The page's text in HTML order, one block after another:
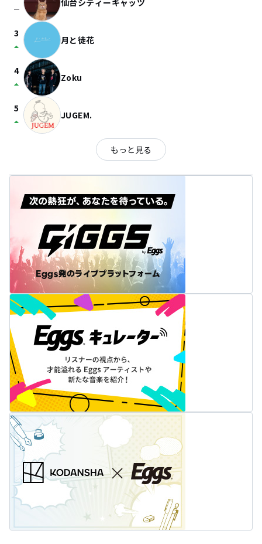
check_indeterminate_small 仙台シティーキャッツ
3
arrow_drop_up 月と徒花
4
arrow_drop_up Zoku
5
arrow_drop_up JUGEM.
もっと見る